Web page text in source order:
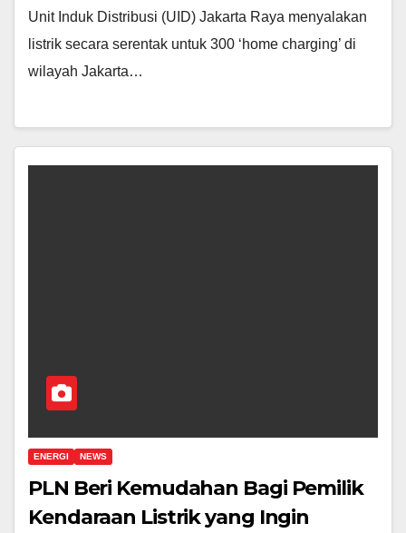
Unit Induk Distribusi (UID) Jakarta Raya menyalakan
listrik secara serentak untuk 300 ‘home charging’ di
wilayah Jakarta…
ENERGI NEWS
PLN Beri Kemudahan Bagi Pemilik
Kendaraan Listrik yang Ingin